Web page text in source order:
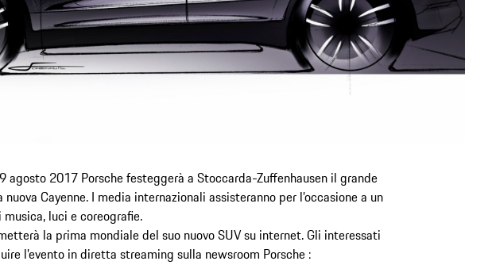
agosto 2017 Porsche festeggerà a Stoccarda-Zuffenhausen il grande
Cayenne. I media internazionali assisteranno per l’occasione a un
luci e coreografie.
la prima mondiale del suo nuovo SUV su internet. Gli interessati
l’evento in diretta streaming sulla newsroom Porsche :